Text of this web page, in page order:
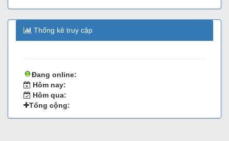
Thống kê truy cập
Đang online:
Hôm nay:
Hôm qua:
Tổng cộng: